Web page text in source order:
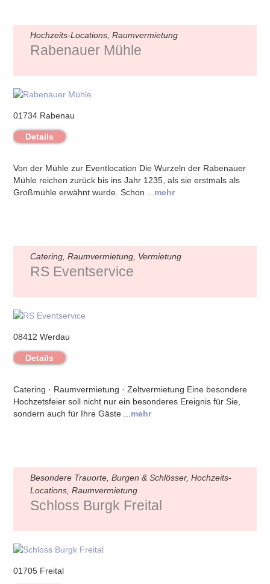
Hochzeits-Locations, Raumvermietung
Rabenauer Mühle
01734 Rabenau
Details
Von der Mühle zur Eventlocation Die Wurzeln der Rabenauer
Mühle reichen zurück bis ins Jahr 1235, als sie erstmals als
Großmühle erwähnt wurde. Schon ... mehr
Catering, Raumvermietung, Vermietung
RS Eventservice
08412 Werdau
Details
Catering · Raumvermietung · Zeltvermietung Eine besondere
Hochzetsfeier soll nicht nur ein besonderes Ereignis für Sie,
sondern auch für Ihre Gäste ... mehr
Besondere Trauorte, Burgen & Schlösser, Hochzeits-
Locations, Raumvermietung
Schloss Burgk Freital
01705 Freital